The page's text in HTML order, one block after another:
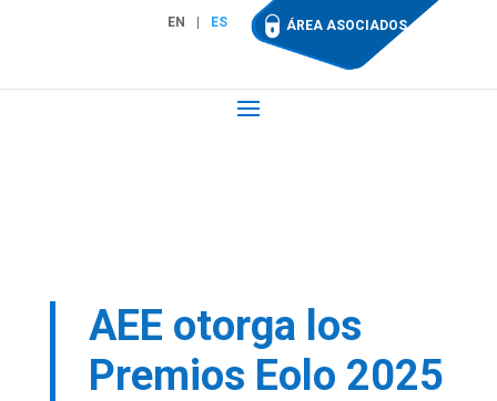
EN ES ÁREA ASOCIADOS
AEE otorga los
Premios Eolo 2025